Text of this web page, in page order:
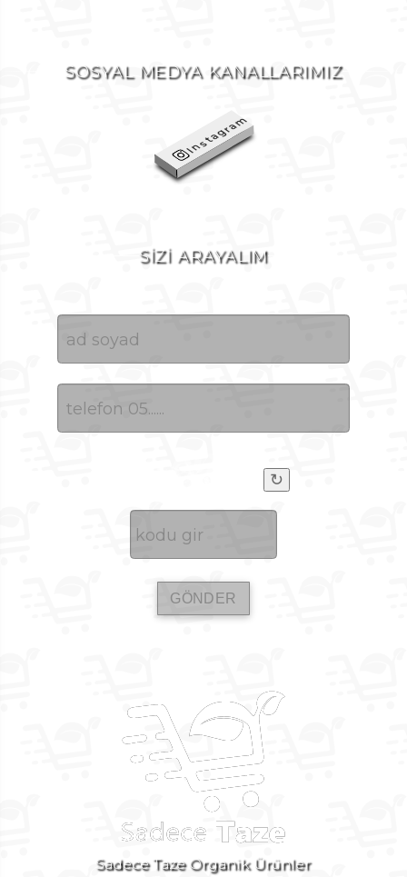
SOSYAL MEDYA KANALLARIMIZ
Instagram
SİZİ ARAYALIM
↻
Sadece Taze Organik Ürünler